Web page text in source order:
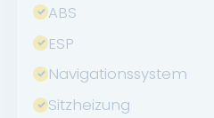
ABS
ESP
Navigationssystem
Sitzheizung